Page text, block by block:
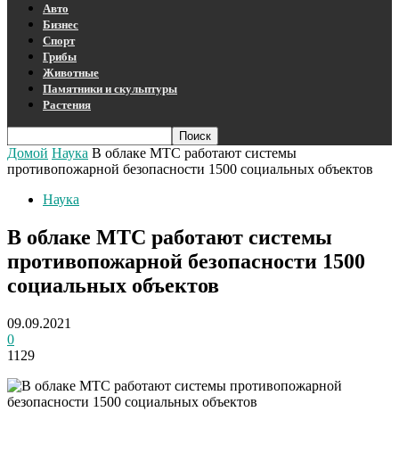
Авто
Бизнес
Спорт
Грибы
Животные
Памятники и скульптуры
Растения
Домой Наука В облаке МТС работают системы
противопожарной безопасности 1500 социальных объектов
Наука
В облаке МТС работают системы
противопожарной безопасности 1500
социальных объектов
09.09.2021
0
1129